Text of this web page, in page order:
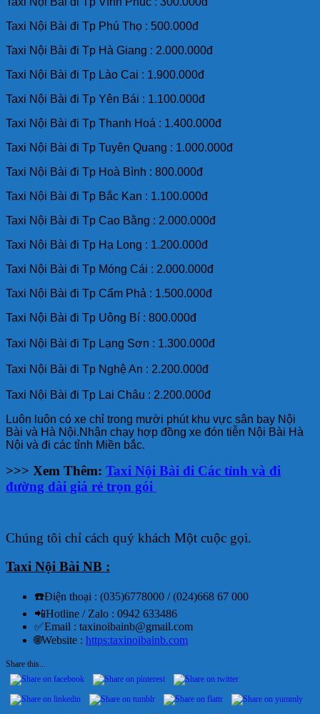
Taxi Nội Bài đi Tp Phú Thọ : 500.000đ
Taxi Nội Bài đi Tp Hà Giang : 2.000.000đ
Taxi Nội Bài đi Tp Lào Cai : 1.900.000đ
Taxi Nội Bài đi Tp Yên Bái : 1.100.000đ
Taxi Nội Bài đi Tp Thanh Hoá : 1.400.000đ
Taxi Nội Bài đi Tp Tuyên Quang : 1.000.000đ
Taxi Nội Bài đi Tp Hoà Bình : 800.000đ
Taxi Nội Bài đi Tp Bắc Kan : 1.100.000đ
Taxi Nội Bài đi Tp Cao Bằng : 2.000.000đ
Taxi Nội Bài đi Tp Hạ Long : 1.200.000đ
Taxi Nội Bài đi Tp Móng Cái : 2.000.000đ
Taxi Nội Bài đi Tp Cẩm Phả : 1.500.000đ
Taxi Nội Bài đi Tp Uông Bí : 800.000đ
Taxi Nội Bài đi Tp Lạng Sơn : 1.300.000đ
Taxi Nội Bài đi Tp Nghệ An : 2.200.000đ
Taxi Nội Bài đi Tp Lai Châu : 2.200.000đ
Luôn luôn có xe chỉ trong mười phút khu vực sân bay Nội
Bài và Hà Nội.Nhận chạy hợp đồng xe đón tiễn Nội Bài Hà
Nội và đi các tỉnh Miền bắc.
>>> Xem Thêm: Taxi Nội Bài đi Các tỉnh và đi
đường dài giá rẻ trọn gói
Chúng tôi chỉ cách quý khách Một cuộc gọi.
Taxi Nội Bài NB :
☎️Điện thoại : (035)6778000 / (024)668 67 000
📲Hotline / Zalo : 0942 633486
✅Email : taxinoibainb@gmail.com
🌐Website : https:taxinoibainb.com
Share this...